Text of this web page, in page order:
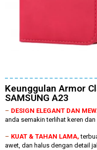
Keunggulan Armor
SAMSUNG A23
– DESIGN ELEGANT DAN
anda semakin terlihat keren
– KUAT & TAHAN LAMA,
awet, dan halus dengan detail